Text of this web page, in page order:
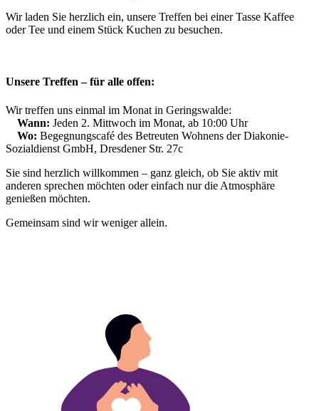
Wir laden Sie herzlich ein, unsere Treffen bei einer Tasse Kaffee
oder Tee und einem Stück Kuchen zu besuchen.
Unsere Treffen – für alle offen:
Wir treffen uns einmal im Monat in Geringswalde:
Wann: Jeden 2. Mittwoch im Monat, ab 10:00 Uhr
Wo: Begegnungscafé des Betreuten Wohnens der Diakonie-
Sozialdienst GmbH, Dresdener Str. 27c
Sie sind herzlich willkommen – ganz gleich, ob Sie aktiv mit
anderen sprechen möchten oder einfach nur die Atmosphäre
genießen möchten.
Gemeinsam sind wir weniger allein.